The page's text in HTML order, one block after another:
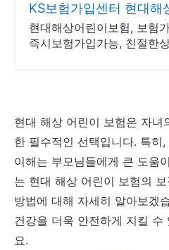
KS보험가입센터 현대해
적
현대해상어린이보험, 보험
즉시보험가입가능, 친절한
현대 해상 어린이 보험은 자녀
한 필수적인 선택입니다. 특히
이해는 부모님들에게 큰 도움
는 현대 해상 어린이 보험의
방법에 대해 자세히 알아보겠
건강을 더욱 안전하게 지킬 수
요.